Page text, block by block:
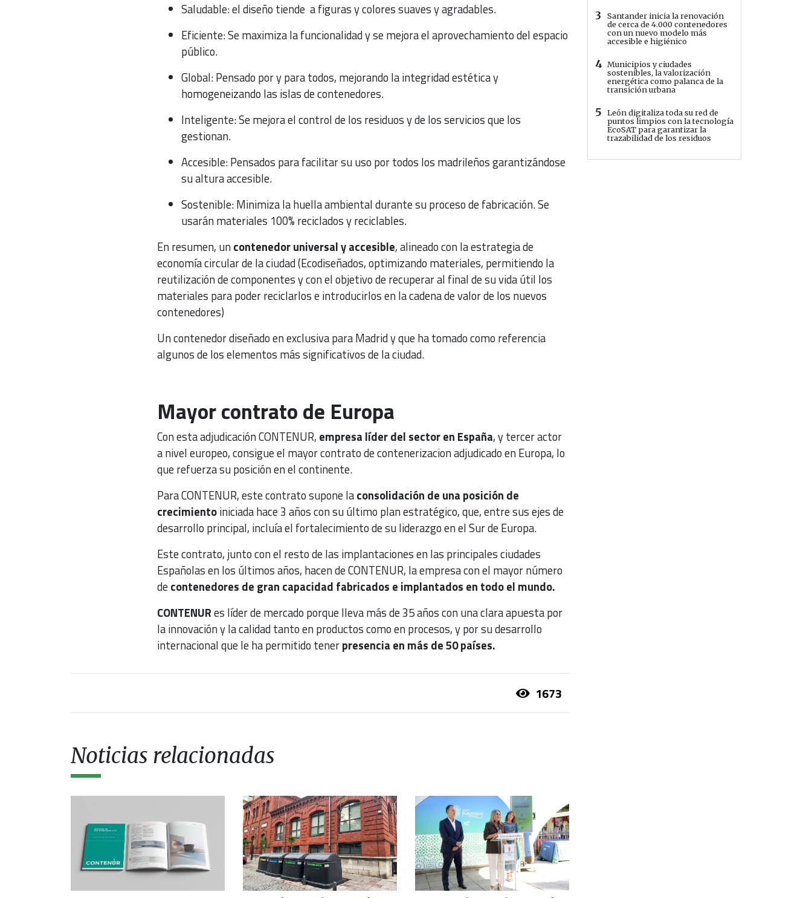
Saludable: el diseño tiende a figuras y colores suaves y agradables.
Eficiente: Se maximiza la funcionalidad y se mejora el aprovechamiento del espacio
público.
Global: Pensado por y para todos, mejorando la integridad estética y
homogeneizando las islas de contenedores.
Inteligente: Se mejora el control de los residuos y de los servicios que los
gestionan.
Accesible: Pensados para facilitar su uso por todos los madrileños garantizándose
su altura accesible.
Sostenible: Minimiza la huella ambiental durante su proceso de fabricación. Se
usarán materiales 100% reciclados y reciclables.
En resumen, uncontenedor universal y accesible, alineado con la estrategia de
economía circular de la ciudad (Ecodiseñados, optimizando materiales, permitiendo la
reutilización de componentes y con el objetivo de recuperar al final de su vida útil los
materiales para poder reciclarlos e introducirlos en la cadena de valor de los nuevos
contenedores)
Un contenedor diseñado en exclusiva para Madrid y que ha tomado como referencia
algunos de los elementos más significativos de la ciudad.
Mayor contrato de Europa
Con esta adjudicación CONTENUR, empresa líder del sector en España, y tercer actor
a nivel europeo, consigue el mayor contrato de contenerizacion adjudicado en Europa, lo
que refuerza su posición en el continente.
Para CONTENUR, este contrato supone laconsolidación de una posición de
crecimientoiniciada hace 3 años con su último plan estratégico, que, entre sus ejes de
desarrollo principal, incluía el fortalecimiento de su liderazgo en el Sur de Europa.
Este contrato, junto con el resto de las implantaciones en las principales ciudades
Españolas en los últimos años, hacen de CONTENUR, la empresa con el mayor número
decontenedores de gran capacidad fabricados e implantados en todo el mundo.
CONTENURes líder de mercado porque lleva más de 35 años con una clara apuesta por
la innovación y la calidad tanto en productos como en procesos, y por su desarrollo
internacional que le ha permitido tenerpresencia en más de 50 países.
1673
Noticias relacionadas
3
Santander inicia la renovación
de cerca de 4.000 contenedores
con un nuevo modelo más
accesible e higiénico
4 Municipios y ciudades
sostenibles, la valorización
energética como palanca de la
transición urbana
5
León digitaliza toda su red de
puntos limpios con la tecnología
EcoSAT para garantizar la
trazabilidad de los residuos